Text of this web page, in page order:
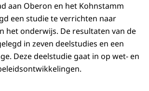
aan Oberon en het Kohnstamm
een studie te verrichten naar
het onderwijs. De resultaten van de
in zeven deelstudies en een
Deze deelstudie gaat in op wet- en